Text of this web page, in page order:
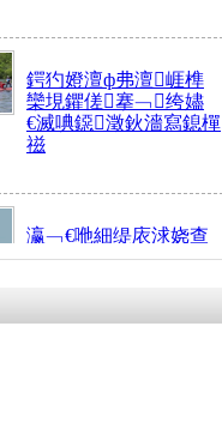
鍔犳嬁澶ф弗澶崕榫
欒垷鑺傞搴﹁绔嬧
€滅唺鐚澂鈥濇寫鎴樿
禌
瀛﹁€咃細缇庡浗娆查
€间笢鍗椾簹涓庝腑鍥
熷悎浣� 涓ㄥ浗闄呰